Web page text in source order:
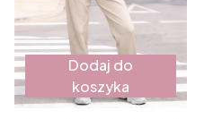
Dodaj do
koszyka